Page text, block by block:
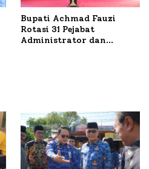
Bupati Achmad Fauzi
Rotasi 31 Pejabat
Administrator dan